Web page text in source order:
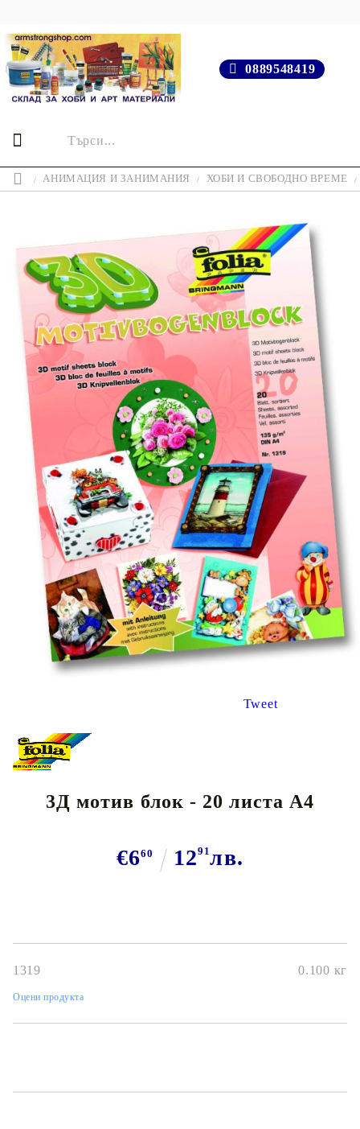
0889548419
АНИМАЦИЯ И ЗАНИМАНИЯ ХОБИ И СВОБОДНО ВРЕМЕ
Tweet
3Д мотив блок - 20 листа А4
€660 1291лв.
1319 0.100 кг
Оцени продукта